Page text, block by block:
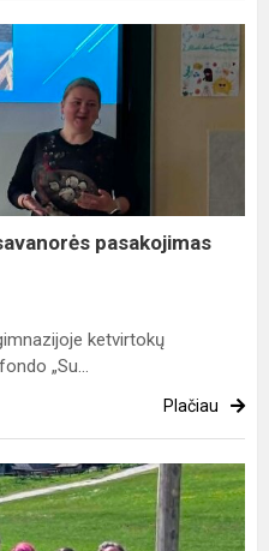
pasakojimas
ketvirtokų
„Su...
Plačiau